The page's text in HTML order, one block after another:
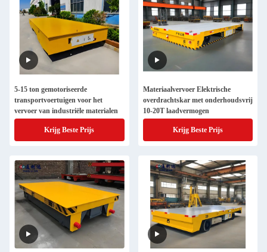
5-15 ton gemotoriseerde
transportvoertuigen voor het
vervoer van industriële materialen
Krijg Beste Prijs
Materiaalvervoer Elektrische
overdrachtskar met onderhoudsvrij
10-20T laadvermogen
Krijg Beste Prijs